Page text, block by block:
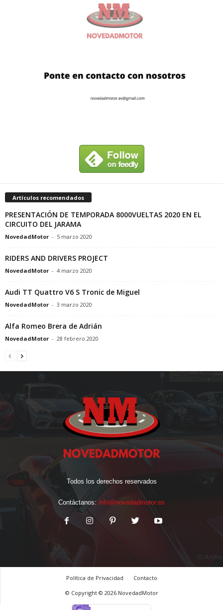
Artículos recomendados
PRESENTACIÓN DE TEMPORADA 8000VUELTAS 2020 EN EL
CIRCUITO DEL JARAMA
NovedadMotor - 5 marzo 2020
RIDERS AND DRIVERS PROJECT
NovedadMotor - 4 marzo 2020
Audi TT Quattro V6 S Tronic de Miguel
NovedadMotor - 3 marzo 2020
Alfa Romeo Brera de Adrián
NovedadMotor - 28 febrero 2020
Todos los derechos reservados
Contáctanos: info@novedadmotor.es
Política de Privacidad
Contacto
© Copyright © 2026 NovedadMotor